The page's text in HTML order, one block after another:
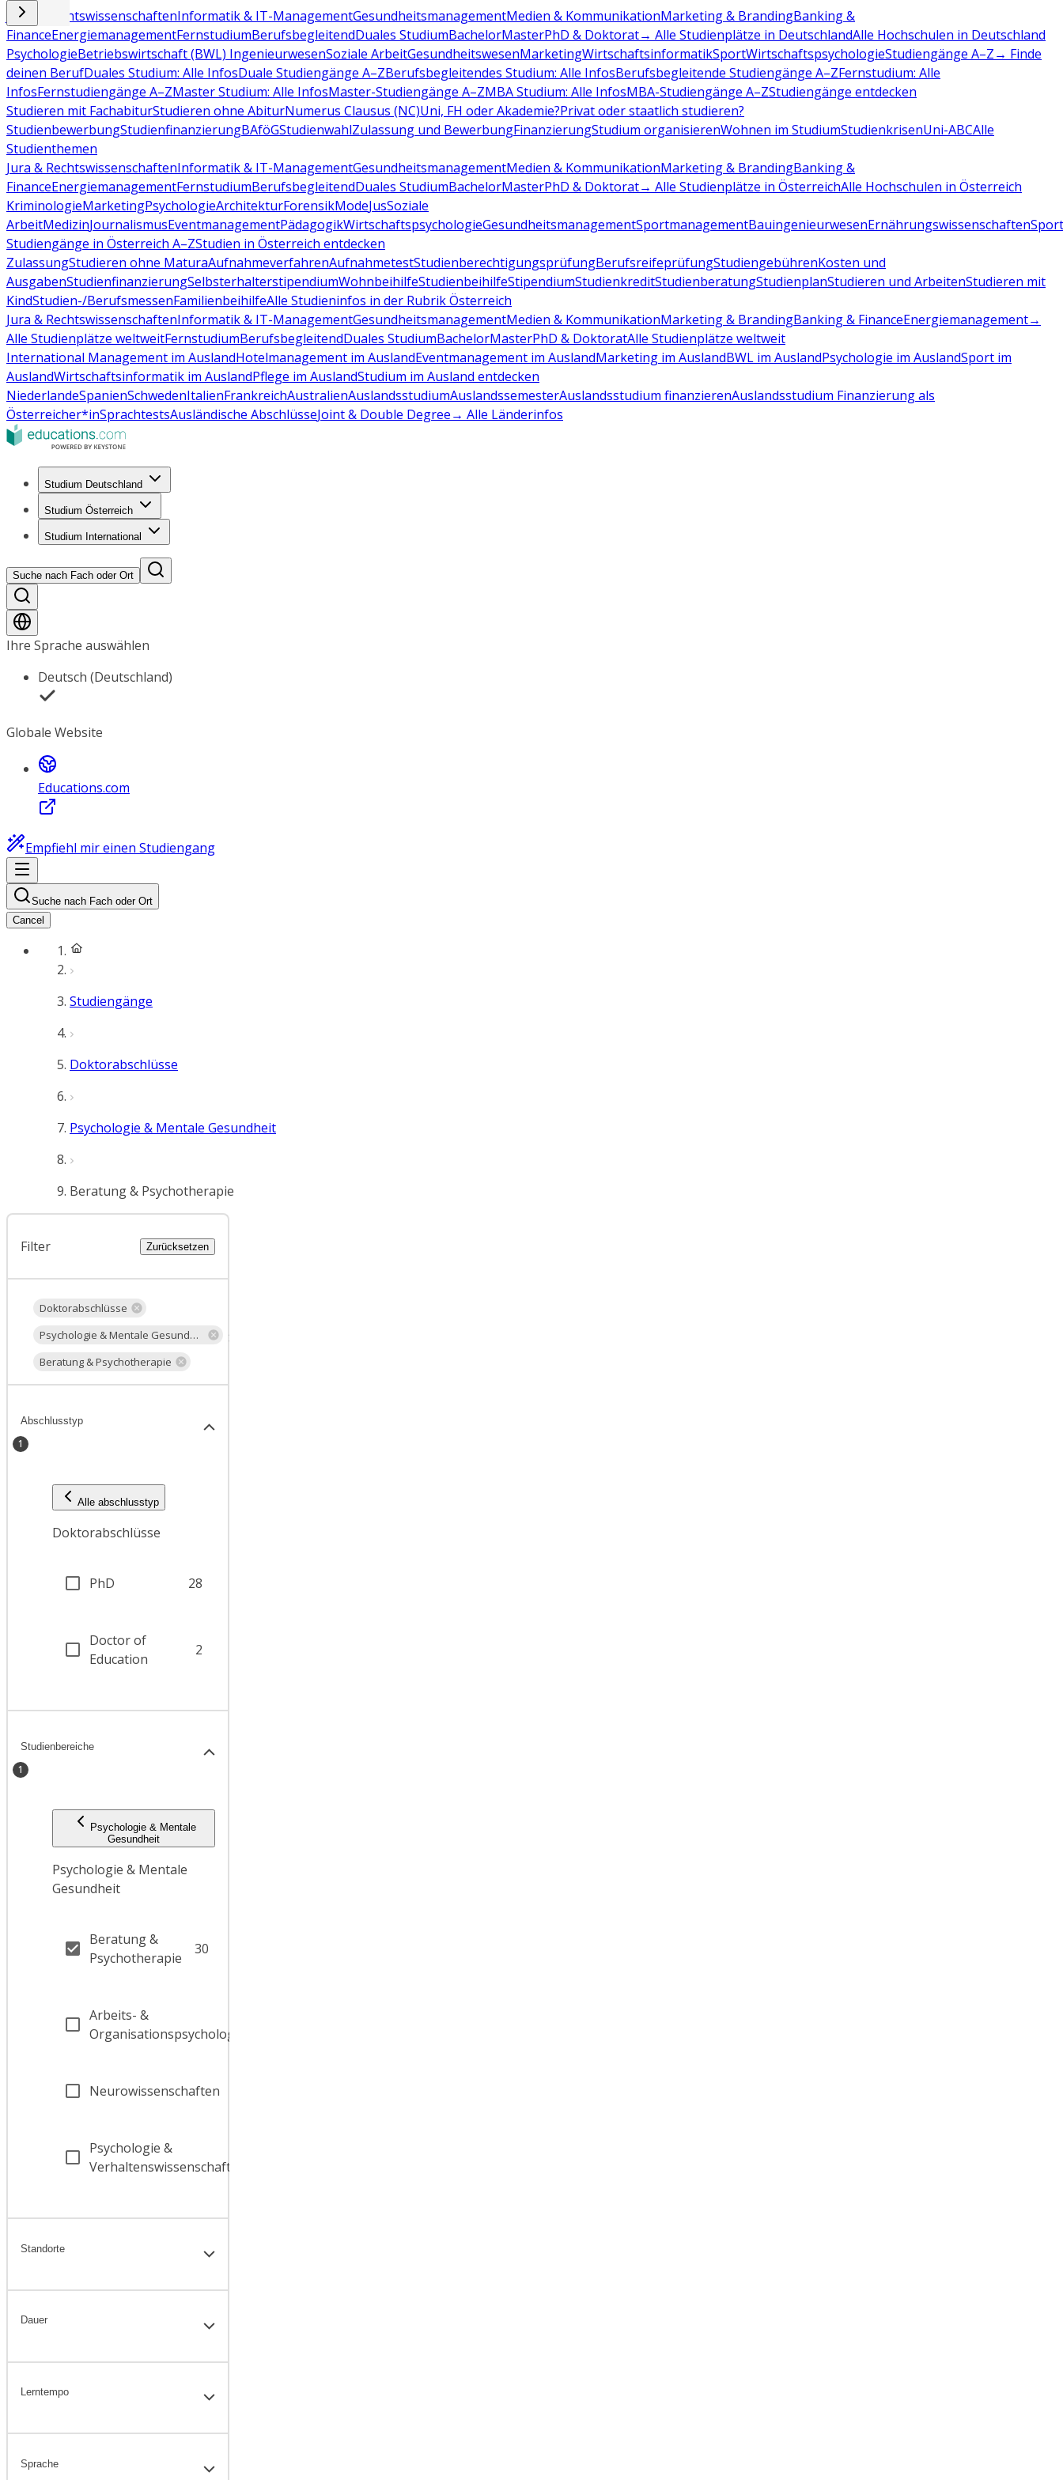
Jura & RechtswissenschaftenInformatik & IT-ManagementGesundheitsmanagementMedien & KommunikationMarketing & BrandingBanking &
FinanceEnergiemanagementFernstudiumBerufsbegleitendDuales StudiumBachelorMasterPhD & Doktorat→ Alle Studienplätze in DeutschlandAlle Hochschulen in Deutschland
PsychologieBetriebswirtschaft (BWL) IngenieurwesenSoziale ArbeitGesundheitswesenMarketingWirtschaftsinformatikSportWirtschaftspsychologieStudiengänge A–Z→ Finde
deinen BerufDuales Studium: Alle InfosDuale Studiengänge A–ZBerufsbegleitendes Studium: Alle InfosBerufsbegleitende Studiengänge A–ZFernstudium: Alle
InfosFernstudiengänge A–ZMaster Studium: Alle InfosMaster-Studiengänge A–ZMBA Studium: Alle InfosMBA-Studiengänge A–ZStudiengänge entdecken
Studieren mit FachabiturStudieren ohne AbiturNumerus Clausus (NC)Uni, FH oder Akademie?Privat oder staatlich studieren?
StudienbewerbungStudienfinanzierungBAföGStudienwahlZulassung und BewerbungFinanzierungStudium organisierenWohnen im StudiumStudienkrisenUni-ABCAlle
Studienthemen
Jura & RechtswissenschaftenInformatik & IT-ManagementGesundheitsmanagementMedien & KommunikationMarketing & BrandingBanking &
FinanceEnergiemanagementFernstudiumBerufsbegleitendDuales StudiumBachelorMasterPhD & Doktorat→ Alle Studienplätze in ÖsterreichAlle Hochschulen in Österreich
KriminologieMarketingPsychologieArchitekturForensikModeJusSoziale
ArbeitMedizinJournalismusEventmanagementPädagogikWirtschaftspsychologieGesundheitsmanagementSportmanagementBauingenieurwesenErnährungswissenschaften
Studiengänge in Österreich A–ZStudien in Österreich entdecken
ZulassungStudieren ohne MaturaAufnahmeverfahrenAufnahmetestStudienberechtigungsprüfungBerufsreifeprüfungStudiengebührenKosten und
AusgabenStudienfinanzierungSelbsterhalterstipendiumWohnbeihilfeStudienbeihilfeStipendiumStudienkreditStudienberatungStudienplanStudieren und ArbeitenStudieren mit
KindStudien-/BerufsmessenFamilienbeihilfeAlle Studieninfos in der Rubrik Österreich
Jura & RechtswissenschaftenInformatik & IT-ManagementGesundheitsmanagementMedien & KommunikationMarketing & BrandingBanking & FinanceEnergiemanagement→
Alle Studienplätze weltweitFernstudiumBerufsbegleitendDuales StudiumBachelorMasterPhD & DoktoratAlle Studienplätze weltweit
International Management im AuslandHotelmanagement im AuslandEventmanagement im AuslandMarketing im AuslandBWL im AuslandPsychologie im AuslandSport im
AuslandWirtschaftsinformatik im AuslandPflege im AuslandStudium im Ausland entdecken
NiederlandeSpanienSchwedenItalienFrankreichAustralienAuslandsstudiumAuslandssemesterAuslandsstudium finanzierenAuslandsstudium Finanzierung als
Österreicher*inSprachtestsAusländische AbschlüsseJoint & Double Degree→ Alle Länderinfos
Studium Deutschland
Studium Österreich
Studium International
Suche nach Fach oder Ort
Ihre Sprache auswählen
Deutsch (Deutschland)
Globale Website
Educations.com
Empfiehl mir einen Studiengang
Suche nach Fach oder Ort
Cancel
Studiengänge
Doktorabschlüsse
Psychologie & Mentale Gesundheit
Beratung & Psychotherapie
Filter Zurücksetzen
Doktorabschlüsse
Psychologie & Mentale Gesundheit
Beratung & Psychotherapie
Abschlusstyp
1
Alle abschlusstyp
Doktorabschlüsse
PhD 28
Doctor of
Education
2
Studienbereiche
1
Psychologie & Mentale
Gesundheit
Psychologie & Mentale
Gesundheit
Beratung &
Psychotherapie
30
Arbeits- &
Organisationspsychologie
Neurowissenschaften
Psychologie &
Verhaltenswissenschaften
Standorte
Dauer
Lerntempo
Sprache